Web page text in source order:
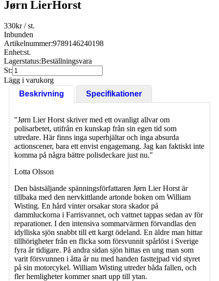
Jørn LierHorst
330kr/ st.
Inbunden
Artikelnummer:9789146240198
Enhet:st.
Lagerstatus:Beställningsvara
St:
Lägg i varukorg
Beskrivning
Specifikationer
"Jørn Lier Horst skriver med ett ovanligt allvar om
polisarbetet, utifrån en kunskap från sin egen tid som
utredare. Här finns inga superhjältar och inga absurda
actionscener, bara ett envist engagemang. Jag kan faktiskt inte
komma på några bättre polisdeckare just nu."
Lotta Olsson
Den bästsäljande spänningsförfattaren Jørn Lier Horst är
tillbaka med den nervkittlande artonde boken om William
Wisting. En hård vinter orsakar stora skador på
dammluckorna i Farrisvannet, och vattnet tappas sedan av för
reparationer. I den intensiva sommarvärmen förvandlas den
idylliska sjön snabbt till ett kargt ödeland. En äldre man hittar
tillhörigheter från en flicka som försvunnit spårlöst i Sverige
fyra år tidigare. På andra sidan sjön hittas en ung man som
varit försvunnen i åtta år nu med handen fasttejpad vid styret
på sin motorcykel. William Wisting utreder båda fallen, och
fler hemligheter kommer snart upp till ytan.